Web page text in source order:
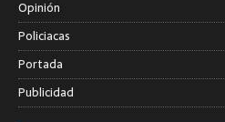
Opinión
Policiacas
Portada
Publicidad